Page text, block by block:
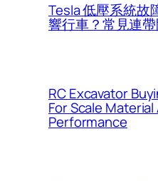
Tesla 低壓系統故
響行車？常見連
RC Excavator
For Scale Material
Performance